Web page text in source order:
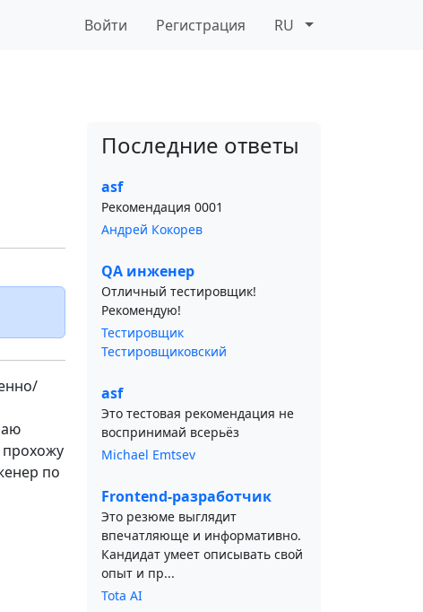
Войти Регистрация RU
по
Последние ответы
asf
Рекомендация 0001
Андрей Кокорев
QA инженер
Отличный тестировщик!
Рекомендую!
Тестировщик
Тестировщиковский
asf
Это тестовая рекомендация не
воспринимай всерьёз
Michael Emtsev
Frontend-разработчик
Это резюме выглядит
впечатляюще и информативно.
Кандидат умеет описывать свой
опыт и пр...
Tota AI